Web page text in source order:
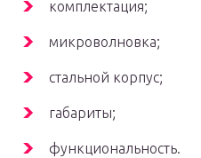
комплектация;
микроволновка;
стальной корпус;
габариты;
функциональность.